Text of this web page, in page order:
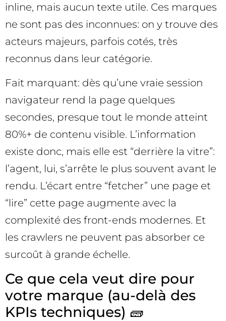
inline, mais aucun texte utile. Ces marques
ne sont pas des inconnues: on y trouve des
acteurs majeurs, parfois cotés, très
reconnus dans leur catégorie.
Fait marquant: dès qu’une vraie session
navigateur rend la page quelques
secondes, presque tout le monde atteint
80%+ de contenu visible. L’information
existe donc, mais elle est “derrière la vitre”:
l’agent, lui, s’arrête le plus souvent avant le
rendu. L’écart entre “fetcher” une page et
“lire” cette page augmente avec la
complexité des front-ends modernes. Et
les crawlers ne peuvent pas absorber ce
surcoût à grande échelle.
Ce que cela veut dire pour
votre marque (au-delà des
KPIs techniques) 🧱